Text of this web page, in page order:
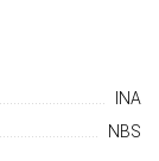
INA
NBS